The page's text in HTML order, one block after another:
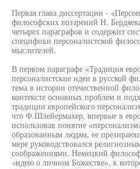
Первая глава диссертации -
философских воззрений Н.
четырех параграфов и содержит
специфики персоналистской
мыслителей.
В первом параграфе «Традиция
персоналистские идеи в русской
тема в истории отечественной
контексте основных проблем и
традиции европейского
что Ф.Шлейермахер, впервые в
использовав понятие
образованным людям, ее
мере руководствовался
соображениями. Немецкий
«идею о личном Божестве», к